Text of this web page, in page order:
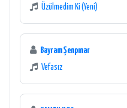
Üzülmedim Ki (Yeni)
Bayram Şenpınar
Vefasız